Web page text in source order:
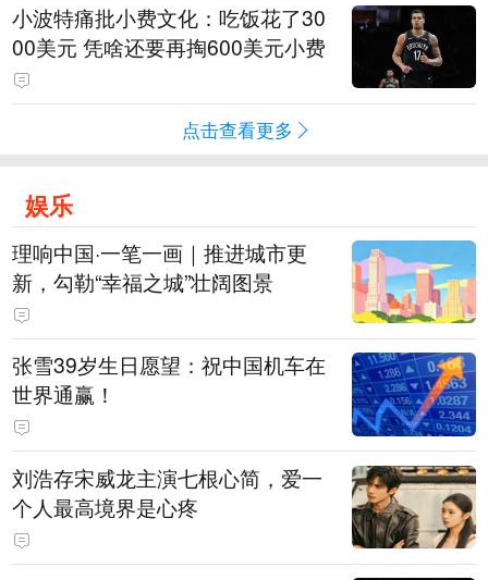
小波特痛批小费文化：吃饭花了30
00美元 凭啥还要再掏600美元小费
点击查看更多
娱乐
理响中国·一笔一画｜推进城市更
新，勾勒“幸福之城”壮阔图景
张雪39岁生日愿望：祝中国机车在
世界通赢！
刘浩存宋威龙主演七根心简，爱一
个人最高境界是心疼